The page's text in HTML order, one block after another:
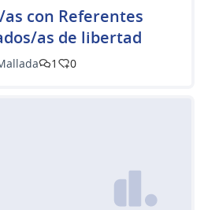
con Referentes
as de libertad
1 0